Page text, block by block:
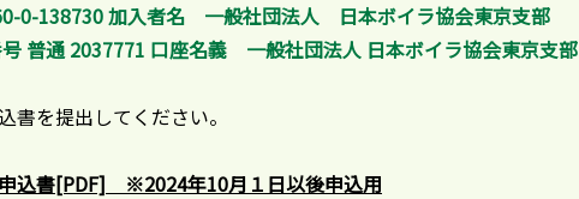
0-138730 加入者名 一般社団法人 日本ボイラ協会東京支部
普通 2037771 口座名義 一般社団法人 日本ボイラ協会東京支部
書を提出してください。
込書[PDF] ※2024年10月１日以後申込用